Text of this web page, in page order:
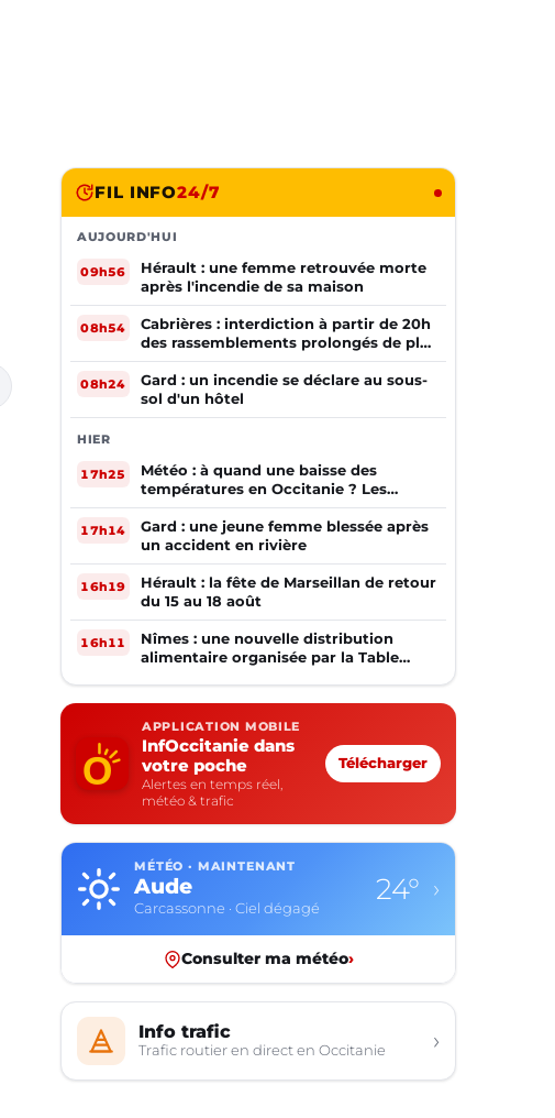
FIL INFO24/7
AUJOURD'HUI
09h56
Hérault : une femme retrouvée morte
après l'incendie de sa maison
08h54
Cabrières : interdiction à partir de 20h
des rassemblements prolongés de plus
de deux mineurs non accompagnés
d'un adulte
08h24
Gard : un incendie se déclare au sous-
sol d'un hôtel
HIER
17h25
Météo : à quand une baisse des
températures en Occitanie ? Les
prévisions
17h14
Gard : une jeune femme blessée après
un accident en rivière
16h19
Hérault : la fête de Marseillan de retour
du 15 au 18 août
16h11
Nîmes : une nouvelle distribution
alimentaire organisée par la Table
APPLICATION MOBILE
InfOccitanie dans
votre poche
Alertes en temps réel,
météo & trafic
Télécharger
MÉTÉO · MAINTENANT
Aude
Carcassonne · Ciel dégagé
24° ›
Consulter ma météo›
Info trafic
Trafic routier en direct en Occitanie ›